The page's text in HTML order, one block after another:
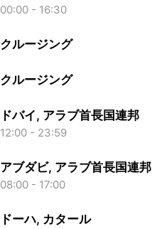
00:00 - 16:30
クルージング
クルージング
ドバイ, アラブ首長国連邦
12:00 - 23:59
アブダビ, アラブ首長国連邦
08:00 - 17:00
ドーハ, カタール